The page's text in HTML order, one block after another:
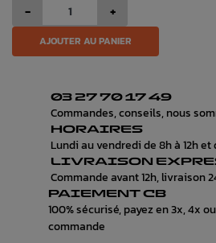
- +
AJOUTER AU PANIER
03 27 70 17 49
Commandes, conseils, nous
HORAIRES
Lundi au vendredi de 8h à 12h et
LIVRAISON
Commande avant 12h, livraison
PAIEMENT CB
100% sécurisé, payez en 3x, 4x
commande